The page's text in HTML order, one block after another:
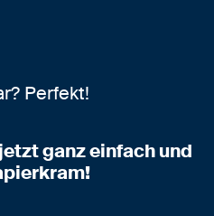
Perfekt!
ganz einfach und